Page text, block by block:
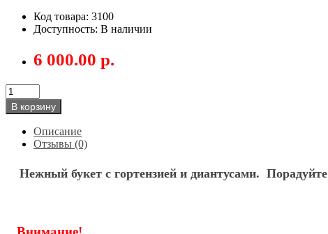
Код товара: 3100
Доступность: В наличии
6 000.00 р.
В корзину
Описание
Отзывы (0)
Нежный букет с гортензией и диантусами.